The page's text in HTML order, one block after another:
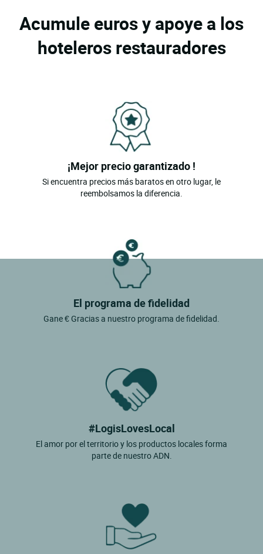
Acumule euros y apoye a los
hoteleros restauradores
¡Mejor precio garantizado !
Si encuentra precios más baratos en otro lugar, le
reembolsamos la diferencia.
El programa de fidelidad
Gane € Gracias a nuestro programa de fidelidad.
#LogisLovesLocal
El amor por el territorio y los productos locales forma
parte de nuestro ADN.